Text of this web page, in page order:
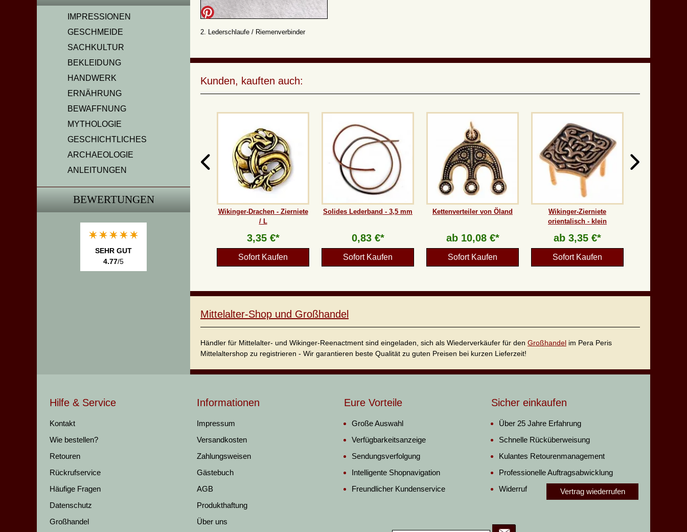
IMPRESSIONEN
GESCHMEIDE
SACHKULTUR
BEKLEIDUNG
HANDWERK
ERNÄHRUNG
BEWAFFNUNG
MYTHOLOGIE
GESCHICHTLICHES
ARCHAEOLOGIE
ANLEITUNGEN
BEWERTUNGEN
SEHR GUT
4.77/5
2. Lederschlaufe / Riemenverbinder
Kunden, kauften auch:
Wikinger-Drachen - Zierniete
/ L
3,35 €*
Sofort Kaufen
Solides Lederband - 3,5 mm
0,83 €*
Sofort Kaufen
Kettenverteiler von Öland
ab 10,08 €*
Sofort Kaufen
Wikinger-Zierniete
orientalisch - klein
ab 3,35 €*
Sofort Kaufen
Mittelalter-Shop und Großhandel
Händler für Mittelalter- und Wikinger-Reenactment sind eingeladen, sich als Wiederverkäufer für den Großhandel im Pera Peris
Mittelaltershop zu registrieren - Wir garantieren beste Qualität zu guten Preisen bei kurzen Lieferzeit!
Hilfe & Service
Kontakt
Wie bestellen?
Retouren
Rückrufservice
Häufige Fragen
Datenschutz
Großhandel
Informationen
Impressum
Versandkosten
Zahlungsweisen
Gästebuch
AGB
Produkthaftung
Über uns
Eure Vorteile
Große Auswahl
Verfügbarkeitsanzeige
Sendungsverfolgung
Intelligente Shopnavigation
Freundlicher Kundenservice
Sicher einkaufen
Über 25 Jahre Erfahrung
Schnelle Rücküberweisung
Kulantes Retourenmanagement
Professionelle Auftragsabwicklung
Widerruf
Vertrag wiederrufen